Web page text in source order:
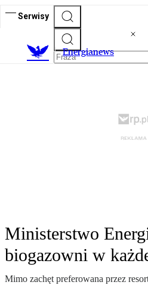
Serwisy
Energianews
Ministerstwo
biogazowni w
Mimo zachęt preferowana przez